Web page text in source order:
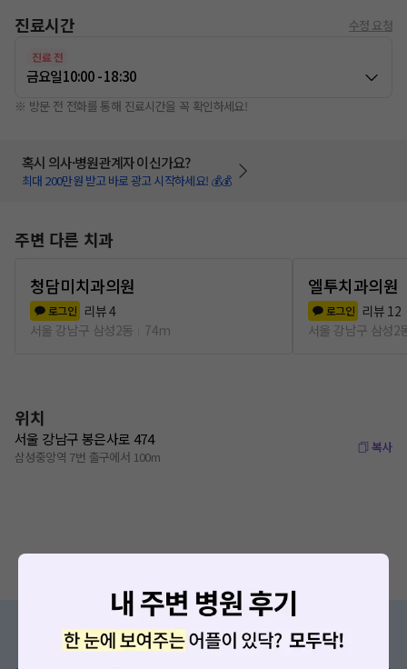
진료시간 수정 요청
진료 전
금요일10:00 - 18:30
※ 방문 전 전화를 통해 진료시간을 꼭 확인하세요!
혹시 의사·병원관계자 이신가요?
최대 200만원 받고 바로 광고 시작하세요! 💰💰
주변 다른 치과
청담미치과의원
로그인 리뷰4
서울 강남구 삼성2동
74m
엘투치과의원
로그인 리뷰 12
서울 강남구 삼성2
위치
서울 강남구 봉은사로 474
삼성중앙역 7번 출구에서 100m
복사
증상/치료, 궁금한 점이 있나요?
의사가 직접 답해드려요!